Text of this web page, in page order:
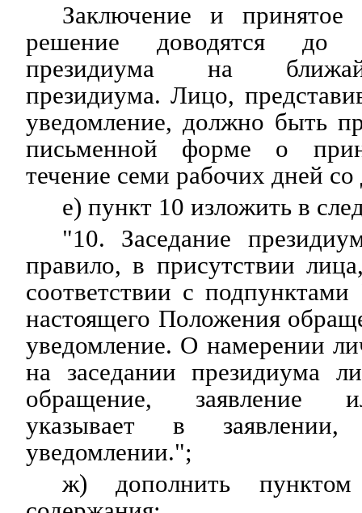
Заключение и
решение доводятся до
президиума на
президиума. Лицо,
уведомление, должно быть
письменной форме о
течение семи рабочих дней
е) пункт 10 изложить в
"10. Заседание
правило, в присутствии
соответствии с
настоящего Положения
уведомление. О намерении
на заседании президиума
обращение, заявление
указывает в
уведомлении.";
ж) дополнить